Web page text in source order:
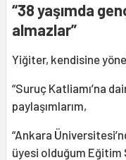
“38 yaşımda
almazlar”
Yiğiter, kendisine
“Suruç Katliamı’na
paylaşımlarım,
“Ankara
üyesi olduğum Eğitim